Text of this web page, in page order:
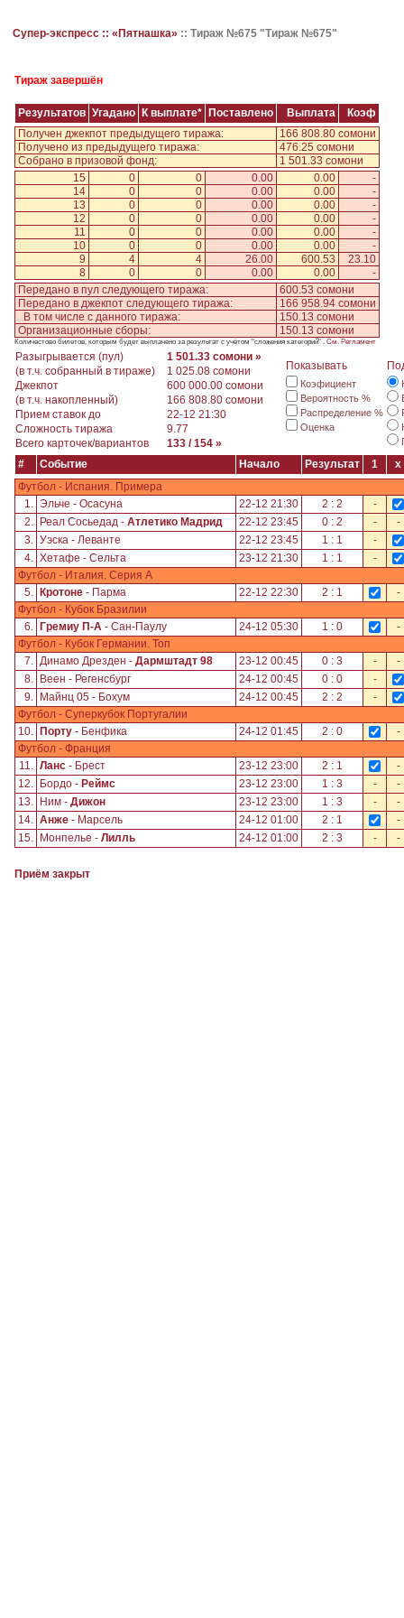
Супер-экспресс :: «Пятнашка» :: Тираж №675 "Тираж №675"
Тираж завершён
Результатов Угадано К выплате* Поставлено Выплата
Коэф
Получен джекпот предыдущего тиража:
166 808.80 сомони
Получено из предыдущего тиража:
476.25 сомони
Собрано в призовой фонд:
1 501.33 сомони
15
0 0 0.00 0.00
-
14
0 0 0.00 0.00
-
13
0 0 0.00 0.00
-
12
0 0 0.00 0.00
-
11
0 0 0.00 0.00
-
10
0 0 0.00 0.00
-
9
4 4 26.00 600.53
23.10
8
0 0 0.00 0.00
-
Передано в пул следующего тиража:
600.53 сомони
Передано в джекпот следующего тиража:
166 958.94 сомони
В том числе с данного тиража:
150.13 сомони
Организационные сборы:
150.13 сомони
Количестово билетов, которым будет выплачено за результат с учётом "сложения категорий" . См. Регламент
Разыгрывается (пул)
1 501.33 сомони »
(в т.ч. собранный в тираже)
1 025.08 сомони
Джекпот
600 000.00 сомони
(в т.ч. накопленный)
166 808.80 сомони
Прием ставок до
22-12 21:30
Сложность тиража
9.77
Всего карточек/вариантов
133 / 154 »
Показывать
Коэфициент
Вероятность %
Распределение %
Оценка
# Событие Начало Результат 1
x
Футбол - Испания. Примера
1. Эльче - Осасуна 22-12 21:30 2 : 2
-
2.
Реал Сосьедад - Атлетико Мадрид 22-12 23:45 0 : 2 -
-
3. Уэска - Леванте 22-12 23:45 1 : 1
-
4. Хетафе - Сельта 23-12 21:30 1 : 1
-
Футбол - Италия. Серия А
5.
Кротоне - Парма 22-12 22:30 2 : 1
-
Футбол - Кубок Бразилии
6.
Гремиу П-А - Сан-Паулу 24-12 05:30 1 : 0
-
Футбол - Кубок Германии. Топ
7. Динамо Дрезден - Дармштадт 98 23-12 00:45 0 : 3 -
-
8.
Веен - Регенсбург 24-12 00:45 0 : 0
-
9.
Майнц 05 - Бохум 24-12 00:45 2 : 2
-
Футбол - Суперкубок Португалии
10.
Порту - Бенфика 24-12 01:45 2 : 0
-
Футбол - Франция
11. Ланс - Брест 23-12 23:00 2 : 1
-
12.
Бордо - Реймс 23-12 23:00 1 : 3 -
-
13.
Ним - Дижон 23-12 23:00 1 : 3 -
-
14. Анже - Марсель 24-12 01:00 2 : 1
-
15.
Монпелье - Лилль 24-12 01:00 2 : 3 - -
Приём закрыт